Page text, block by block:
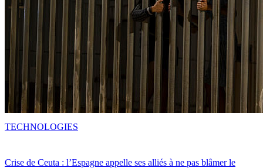
Crise de Ceuta : l’Espagne appelle ses alliés à ne pas blâmer le
TECHNOLOGIES